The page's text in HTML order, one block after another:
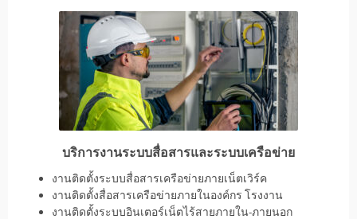
บริการงานระบบสื่อสารและระบบเครือข่าย
งานติดตั้งระบบสื่อสารเครือข่ายภายเน็ตเวิร์ค
งานติดตั้งสื่อสารเครือข่ายภายในองค์กร โรงงาน
งานติดตั้งระบบอินเตอร์เน็ตไร้สายภายใน-ภายนอก